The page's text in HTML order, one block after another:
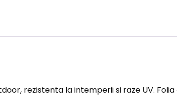
rezistenta la intemperii si raze UV.